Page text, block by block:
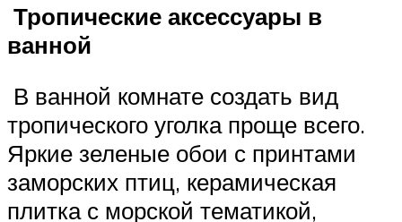
Тропические аксессуары в
ванной
В ванной комнате создать вид
тропического уголка проще всего.
Яркие зеленые обои с принтами
заморских птиц, керамическая
плитка с морской тематикой,